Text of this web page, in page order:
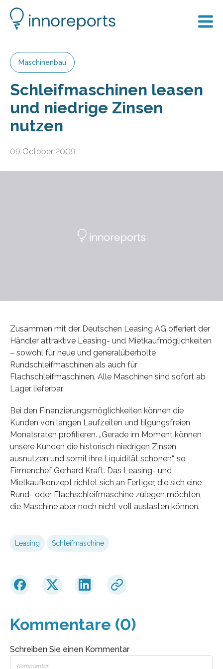
Maschinenbau
Schleifmaschinen leasen
und niedrige Zinsen
nutzen
09 October 2009
Zusammen mit der Deutschen Leasing AG offeriert der
Händler attraktive Leasing- und Mietkaufmöglichkeiten
– sowohl für neue und generalüberholte
Rundschleifmaschinen als auch für
Flachschleifmaschinen. Alle Maschinen sind sofort ab
Lager lieferbar.
Bei den Finanzierungsmöglichkeiten können die
Kunden von langen Laufzeiten und tilgungsfreien
Monatsraten profitieren. „Gerade im Moment können
unsere Kunden die historisch niedrigen Zinsen
ausnutzen und somit ihre Liquidität schonen“, so
Firmenchef Gerhard Kraft. Das Leasing- und
Mietkaufkonzept richtet sich an Fertiger, die sich eine
Rund- oder Flachschleifmaschine zulegen möchten,
die Maschine aber noch nicht voll auslasten können.
Leasing Schleifmaschine
Kommentare (0)
Schreiben Sie einen Kommentar